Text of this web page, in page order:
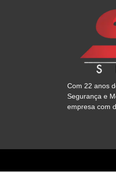
Com 22 anos
Segurança e
empresa com